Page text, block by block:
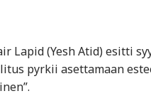
Lapid (Yesh Atid) esitti
pyrkii asettamaan